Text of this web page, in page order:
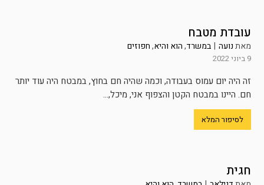
עובדת מטבח
מאתנועה | במשרד,הוא והיא,חפוזים
9 ביוני 2022
זה היה יום עמוס בעבודה, וכמה שהיה חם בחוץ, במבטח היה עוד יותר
חם. היינו במבטח הקטן והצפוף אני, מיכל,...
לסיפור המלא
חגית